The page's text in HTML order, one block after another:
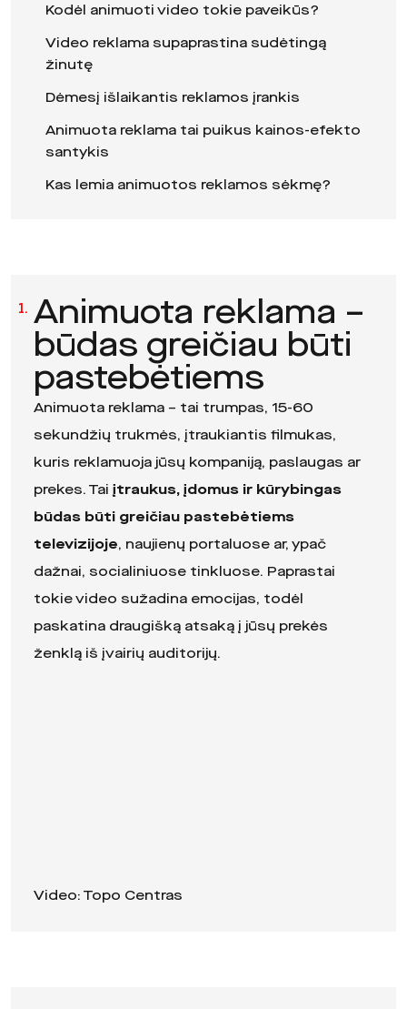
Kodėl animuoti video tokie paveikūs?
Video reklama supaprastina sudėtingą
žinutę
Dėmesį išlaikantis reklamos įrankis
Animuota reklama tai puikus kainos-efekto
santykis
Kas lemia animuotos reklamos sėkmę?
1. Animuota reklama –
būdas greičiau būti
pastebėtiems
Animuota reklama – tai trumpas, 15-60
sekundžių trukmės, įtraukiantis filmukas,
kuris reklamuoja jūsų kompaniją, paslaugas ar
prekes. Tai įtraukus, įdomus ir kūrybingas
būdas būti greičiau pastebėtiems
televizijoje, naujienų portaluose ar, ypač
dažnai, socialiniuose tinkluose. Paprastai
tokie video sužadina emocijas, todėl
paskatina draugišką atsaką į jūsų prekės
ženklą iš įvairių auditorijų.
Video: Topo Centras